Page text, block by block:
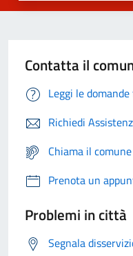
Contatta il
Leggi le
Richiedi
Chiama il
Prenota un
Problemi in città
Segnala